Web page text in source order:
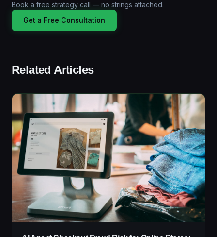
Book a free strategy call — no strings attached.
Get a Free Consultation
Related Articles